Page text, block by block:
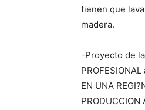
tienen que
madera.
-Proyecto de
EN UNA
PRODUCCION